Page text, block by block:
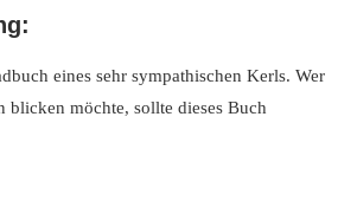
eines sehr sympathischen Kerls. Wer
blicken möchte, sollte dieses Buch